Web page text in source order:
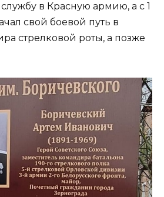
в Красную армию, а с 1
свой боевой путь в
стрелковой роты, а позже